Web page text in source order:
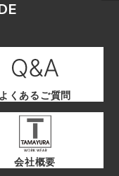
よくあるご質問
会社概要